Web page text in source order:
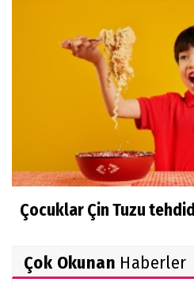
Çocuklar Çin Tuzu
Çok Okunan Haberler